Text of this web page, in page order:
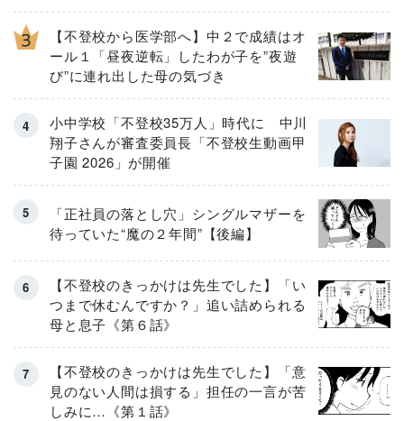
【不登校から医学部へ】中２で成績はオ
ール１「昼夜逆転」したわが子を”夜遊
び”に連れ出した母の気づき
小中学校「不登校35万人」時代に 中川
翔子さんが審査委員長「不登校生動画甲
子園 2026」が開催
「正社員の落とし穴」シングルマザーを
待っていた“魔の２年間”【後編】
【不登校のきっかけは先生でした】「い
つまで休むんですか？」追い詰められる
母と息子《第６話》
【不登校のきっかけは先生でした】「意
見のない人間は損する」担任の一言が苦
しみに…《第１話》